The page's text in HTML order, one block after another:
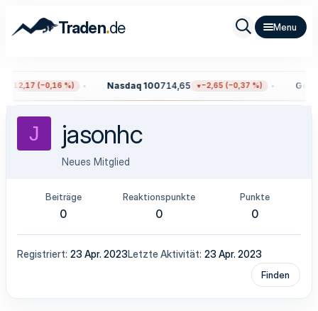
Traden.de
−12,17 (−0,16 %) Nasdaq 100714,65 −2,65 (−0,37 %) Gold
J jasonhc
Neues Mitglied
Beiträge
0
Reaktionspunkte
0
Punkte
0
Registriert 23 Apr. 2023Letzte Aktivität 23 Apr. 2023
Finden